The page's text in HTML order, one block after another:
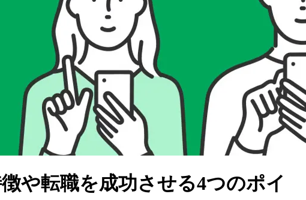
や転職を成功させる4つのポイ